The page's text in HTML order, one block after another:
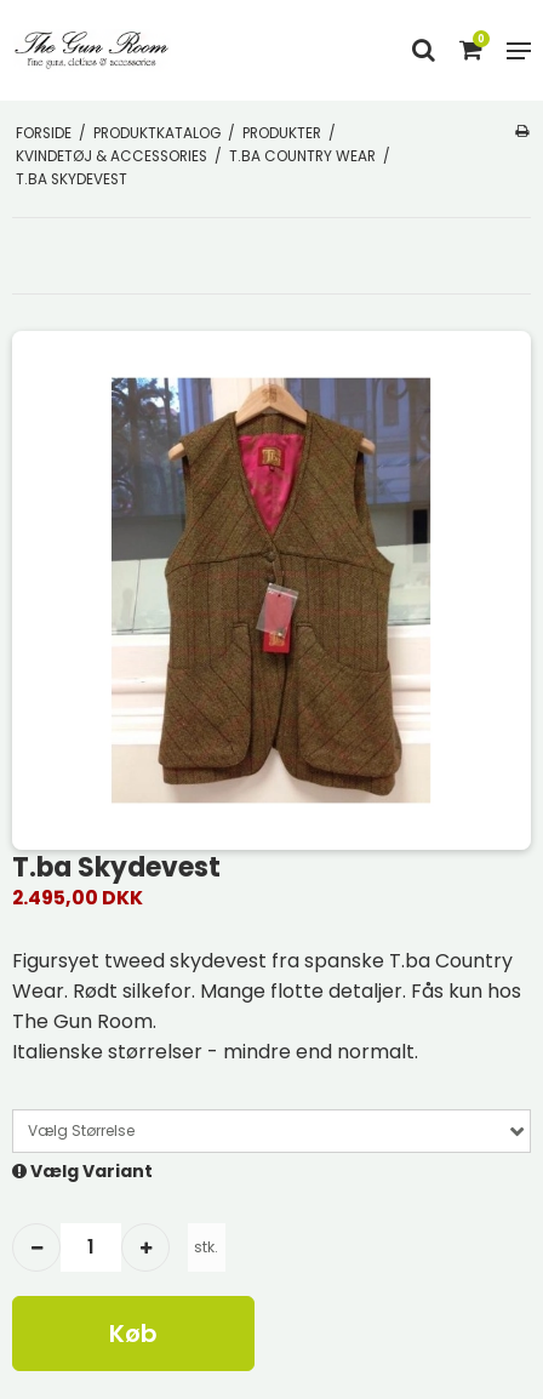
0
FORSIDE / PRODUKTKATALOG / PRODUKTER /
KVINDETØJ & ACCESSORIES / T.BA COUNTRY WEAR /
T.BA SKYDEVEST
T.ba Skydevest
2.495,00 DKK
Figursyet tweed skydevest fra spanske T.ba Country
Wear. Rødt silkefor. Mange flotte detaljer. Fås kun hos
The Gun Room.
Italienske størrelser - mindre end normalt.
Vælg Størrelse
Vælg Variant
stk.
Køb